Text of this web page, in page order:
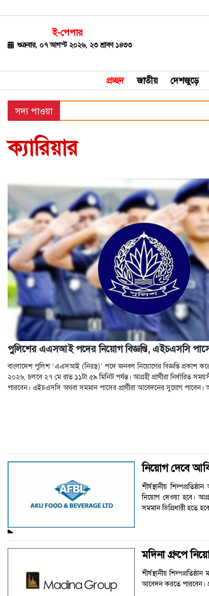
ই-পেপার
শুক্রবার, ০৭ আগস্ট ২০২৬, ২৩ শ্রাবণ ১৪৩৩
প্রচ্ছদ জাতীয় দেশজুড়ে
জাতীয়
রাজনীতি
বিশ্ব
অর্থ-
বাণিজ্য
খেলাধুলা
ধর্ম
ও
জীবন
মতামত
শিক্ষা
রাজধানী
আইন-
আদালত
ক্যাম্পাস
ক্যারিয়ার
লাইফস্টাইল
বিশেষ
প্রতিবেদন
স্বাস্থ্য
সদ্য পাওয়া
ক্যারিয়ার
পুলিশের এএসআই পদের নিয়োগ বিজ্ঞপ্তি, এইচএসসি
বাংলাদেশ পুলিশ ‘এএসআই (নিরস্ত্র)’ পদে জনবল নিয়োগের বিজ্ঞপ্তি প্রকাশ
২০২৬, চলবে ২৭ মে রাত ১১টা ৫৯ মিনিট পর্যন্ত। আগ্রহী প্রার্থীরা নির্ধারিত
পারবেন। এইচএসসি অথবা সমমান পাসের প্রার্থীরা আবেদনের সুযোগ
নিয়োগ দেবে
শীর্ষস্থানীয়
নিয়োগ দেওয়া হবে।
সমমান ডিগ্রিধারী হতে
মদিনা গ্রুপে
শীর্ষস্থানীয়
আবেদন করতে পারবেন।